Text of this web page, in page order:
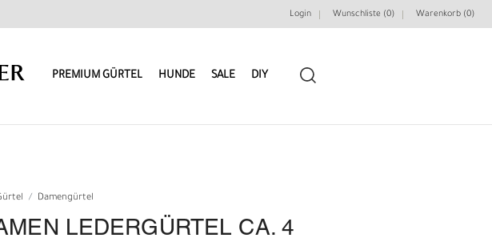
Login Wunschliste (0) Warenkorb (0)
PREMIUM GÜRTEL HUNDE SALE DIY
Damengürtel
LEDERGÜRTEL CA. 4